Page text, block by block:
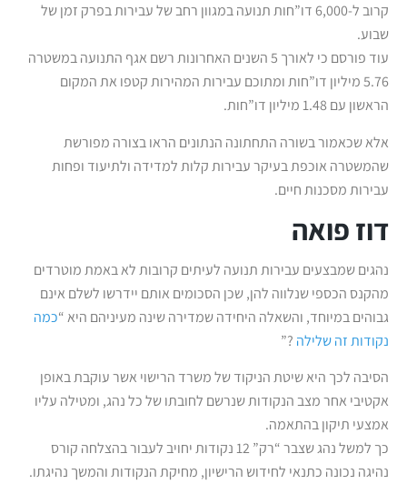
קרוב ל-6,000 דו”חות תנועה במגוון רחב של עבירות בפרק זמן של
שבוע.
עוד פורסם כי לאורך 5 השנים האחרונות רשם אגף התנועה במשטרה
5.76 מיליון דו”חות ומתוכם עבירות המהירות קטפו את המקום
הראשון עם 1.48 מיליון דו”חות.
אלא שכאמור בשורה התחתונה הנתונים הראו בצורה מפורשת
שהמשטרה אוכפת בעיקר עבירות קלות למדידה ולתיעוד ופחות
עבירות מסכנות חיים.
דוז פואה
נהגים שמבצעים עבירות תנועה לעיתים קרובות לא באמת מוטרדים
מהקנס הכספי שנלווה להן, שכן הסכומים אותם יידרשו לשלם אינם
גבוהים במיוחד, והשאלה היחידה שמדירה שינה מעיניהם היא “כמה
נקודות זה שלילה?”
הסיבה לכך היא שיטת הניקוד של משרד הרישוי אשר עוקבת באופן
אקטיבי אחר מצב הנקודות שנרשם לחובתו של כל נהג, ומטילה עליו
אמצעי תיקון בהתאמה.
כך למשל נהג שצבר “רק” 12 נקודות יחויב לעבור בהצלחה קורס
נהיגה נכונה כתנאי לחידוש הרישיון, מחיקת הנקודות והמשך נהיגתו.